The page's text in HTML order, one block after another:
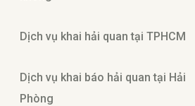
Dịch vụ khai hải quan tại TPHCM
Dịch vụ khai báo hải quan tại Hải
Phòng